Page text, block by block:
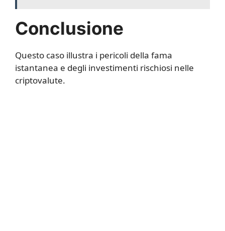
Conclusione
Questo caso illustra i pericoli della fama
istantanea e degli investimenti rischiosi nelle
criptovalute.